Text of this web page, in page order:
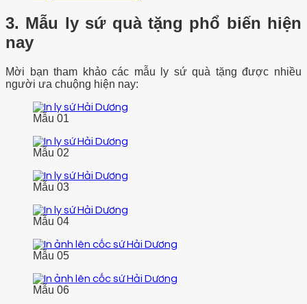
3. Mẫu ly sứ quà tặng phổ biến hiện
nay
Mời bạn tham khảo các mẫu ly sứ quà tặng được nhiều
người ưa chuộng hiện nay:
Mẫu 01
Mẫu 02
Mẫu 03
Mẫu 04
Mẫu 05
Mẫu 06